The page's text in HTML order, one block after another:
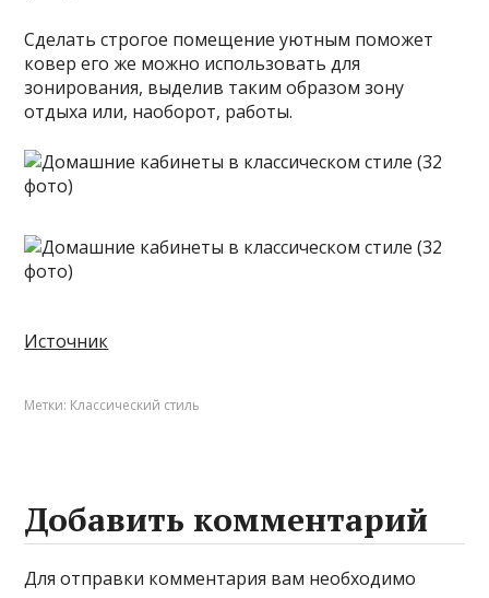
Сделать строгое помещение уютным поможет
ковер его же можно использовать для
зонирования, выделив таким образом зону
отдыха или, наоборот, работы.
Источник
Метки: Классический стиль
Добавить комментарий
Для отправки комментария вам необходимо